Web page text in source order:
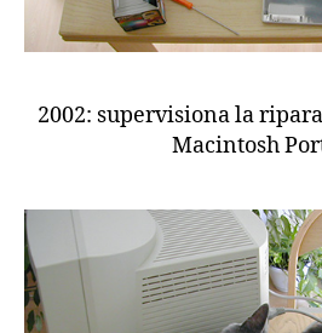
2002: supervisiona la
Macintosh